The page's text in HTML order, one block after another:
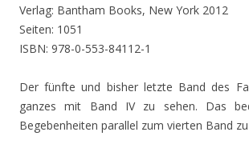
Verlag: Bantham Books, New York 2012
Seiten: 1051
ISBN: 978-0-553-84112-1
Der fünfte und bisher letzte Band des
ganzes mit Band IV zu sehen. Das
Begebenheiten parallel zum vierten Band